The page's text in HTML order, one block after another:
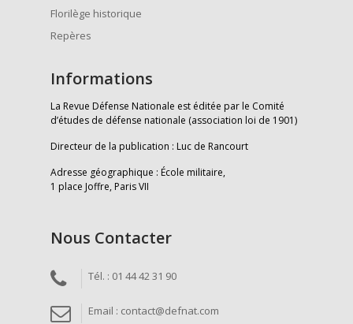
Florilège historique
Repères
Informations
La Revue Défense Nationale est éditée par le Comité
d’études de défense nationale (association loi de 1901)
Directeur de la publication : Luc de Rancourt
Adresse géographique : École militaire,
1 place Joffre, Paris VII
Nous Contacter
Tél. : 01 44 42 31 90
Email : contact@defnat.com